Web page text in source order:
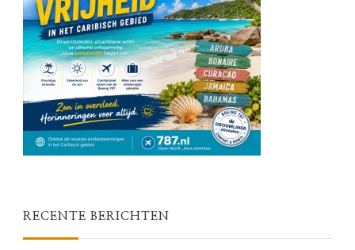
RECENTE BERICHTEN